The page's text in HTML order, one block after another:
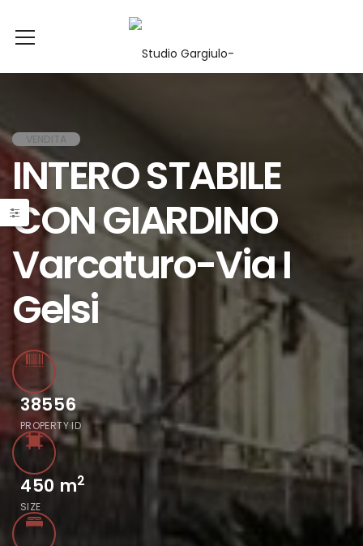
INTERO STABILE
CON GIARDINO
Varcaturo-Via I
Gelsi
38556
PROPERTY ID
450 m2
SIZE